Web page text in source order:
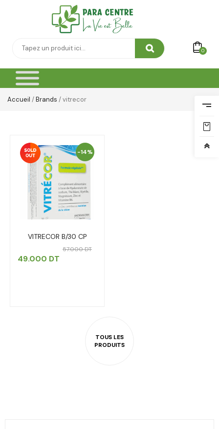
0
Accueil /Brands / vitrecor
-14%
VITRECOR B/30 CP
57.000DT
49.000 DT